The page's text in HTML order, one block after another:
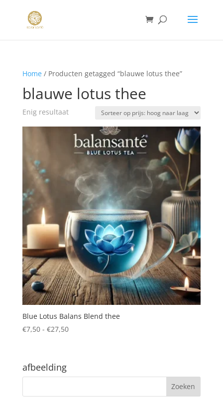
Home/ Producten getagged “blauwe lotus thee”
blauwe lotus thee
Enig resultaat
Blue Lotus Balans Blend thee
€7,50 - €27,50Prijsklasse:
afbeelding